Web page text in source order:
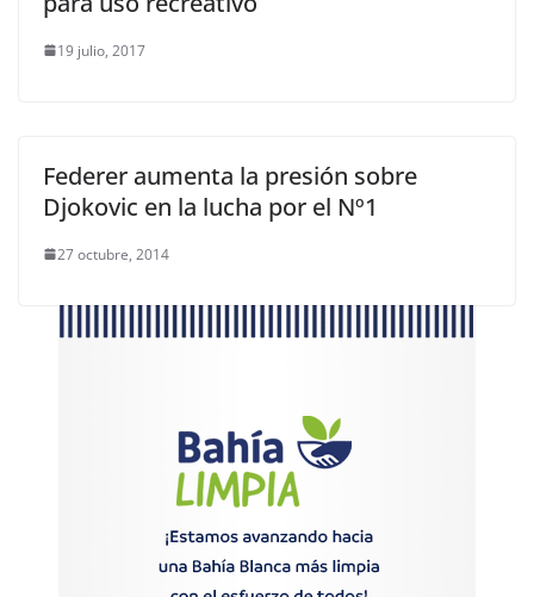
19 julio, 2017
Federer aumenta la presión sobre
Djokovic en la lucha por el Nº1
27 octubre, 2014